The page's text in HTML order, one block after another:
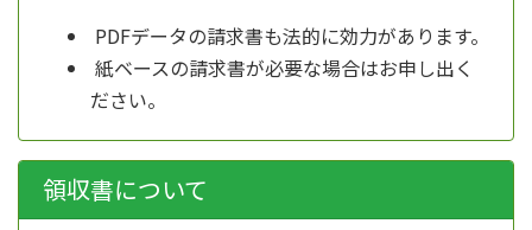
PDFデータの請求書も法的に効力があります。
紙ベースの請求書が必要な場合はお申し出く
ださい。
領収書について